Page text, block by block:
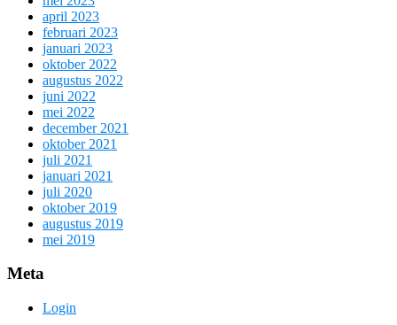
april 2023
februari 2023
januari 2023
oktober 2022
augustus 2022
juni 2022
mei 2022
december 2021
oktober 2021
juli 2021
januari 2021
juli 2020
oktober 2019
augustus 2019
mei 2019
Meta
Login